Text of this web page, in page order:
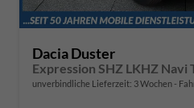
Dacia Duster
Expression SHZ LKHZ Navi
unverbindliche Lieferzeit: 3 Wochen